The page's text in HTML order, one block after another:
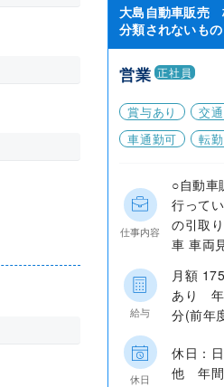
大島自動車販売
分類されないも
営業 正社員
賞与あり 交
車通勤可
転
仕事内容
○自動車
行って
の引取
車 車両
給与
月額
あり 年
分(前年
休日
休日：
他 年間